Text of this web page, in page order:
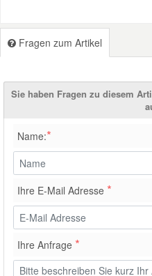
Fragen zum Artikel
Sie haben Fragen zu diesem
Name:*
Ihre E-Mail Adresse *
Ihre Anfrage *